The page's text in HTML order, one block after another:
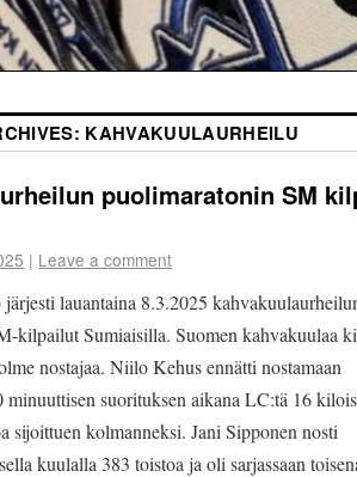
KAHVAKUULAURHEILU
puolimaratonin SM
| Leave a comment
lauantaina 8.3.2025
kilpailut Sumiaisilla. Suomen kahvakuulaa
nostajaa. Niilo Kehus ennätti nostamaan
minuuttisen suorituksen aikana LC:tä 16
sijoittuen kolmanneksi. Jani Sipponen nosti
kuulalla 383 toistoa ja oli sarjassaan